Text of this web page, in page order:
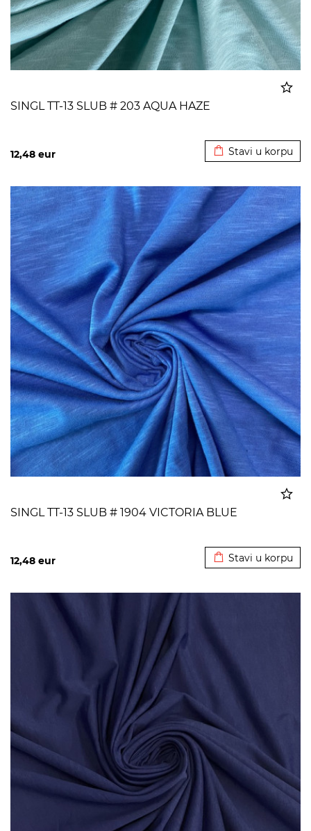
SINGL TT-13 SLUB # 203 AQUA HAZE
12,48 eur Stavi u korpu
SINGL TT-13 SLUB # 1904 VICTORIA BLUE
12,48 eur Stavi u korpu